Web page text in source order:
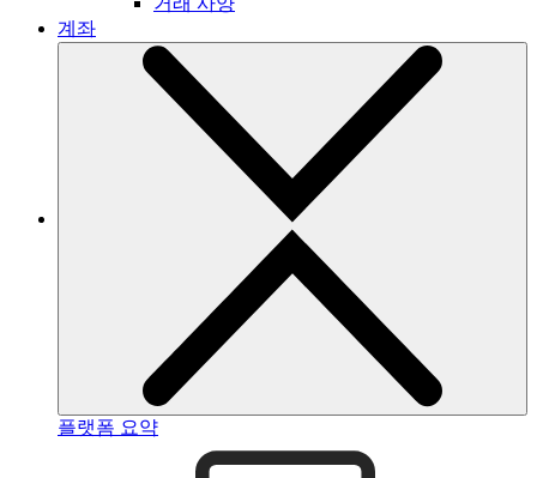
계좌
플랫폼 요약